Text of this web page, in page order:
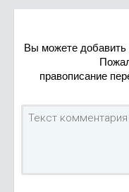
Вы можете добавить
правописание